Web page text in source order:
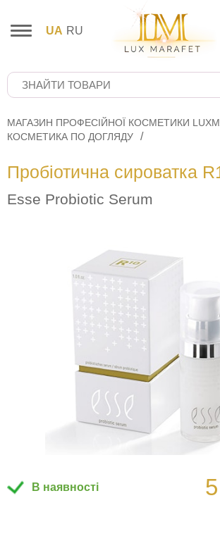
UA RU
МАГАЗИН ПРОФЕСІЙНОЇ КОСМЕТИКИ
КОСМЕТИКА ПО ДОГЛЯДУ
Пробіотична сироватка
Esse Probiotic Serum
В наявності